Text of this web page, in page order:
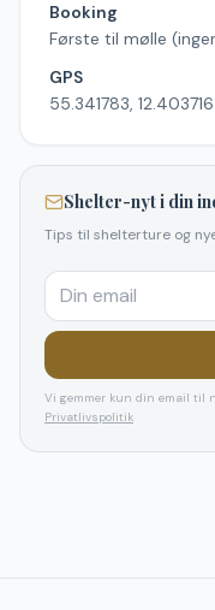
Booking
Første til mølle
GPS
55.341783, 12.403716
Shelter-nyt i din
Tips til shelterture og
Vi gemmer kun din email til
Privatlivspolitik